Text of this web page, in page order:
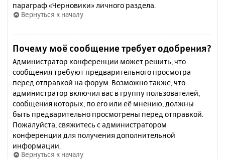
параграф «Черновики» личного раздела.
Вернуться к началу
Почему моё сообщение требует одобрения?
Администратор конференции может решить, что
сообщения требуют предварительного просмотра
перед отправкой на форум. Возможно также, что
администратор включил вас в группу пользователей,
сообщения которых, по его или её мнению, должны
быть предварительно просмотрены перед отправкой.
Пожалуйста, свяжитесь с администратором
конференции для получения дополнительной
информации.
Вернуться к началу